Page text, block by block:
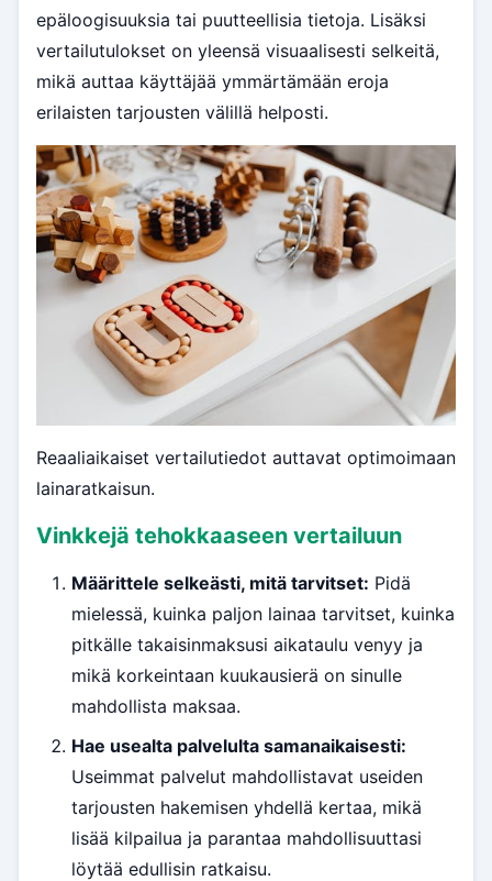
epäloogisuuksia tai puutteellisia tietoja. Lisäksi
vertailutulokset on yleensä visuaalisesti selkeitä,
mikä auttaa käyttäjää ymmärtämään eroja
erilaisten tarjousten välillä helposti.
Reaaliaikaiset vertailutiedot auttavat optimoimaan
lainaratkaisun.
Vinkkejä tehokkaaseen vertailuun
Määrittele selkeästi, mitä tarvitset: Pidä
mielessä, kuinka paljon lainaa tarvitset, kuinka
pitkälle takaisinmaksusi aikataulu venyy ja
mikä korkeintaan kuukausierä on sinulle
mahdollista maksaa.
Hae usealta palvelulta samanaikaisesti:
Useimmat palvelut mahdollistavat useiden
tarjousten hakemisen yhdellä kertaa, mikä
lisää kilpailua ja parantaa mahdollisuuttasi
löytää edullisin ratkaisu.